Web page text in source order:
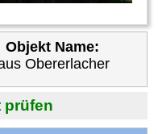
Objekt Name:
Obererlacher
prüfen